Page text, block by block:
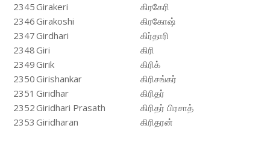
2345Girakeri
கிரகேரி
2346Girakoshi
கிரகோஷ்
2347Girdhari
கிர்தாரி
2348Giri
கிரி
2349Girik
கிரிக்
2350Girishankar
கிரிசங்கர்
2351 Giridhar
கிரிதர்
2352Giridhari Prasath
கிரிதர் பிரசாத்
2353 Giridharan கிரிதரன்